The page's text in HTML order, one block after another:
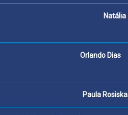
da Cidade Natália
Orlando Dias
Paula Rosiska